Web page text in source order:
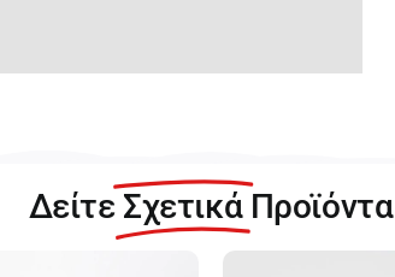
Δείτε Σχετικά Προϊόντα